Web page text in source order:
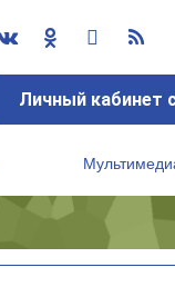
Личный кабинет